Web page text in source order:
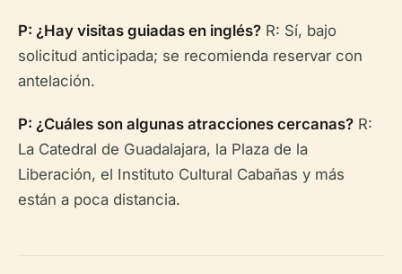
P: ¿Hay visitas guiadas en inglés? R: Sí, bajo
solicitud anticipada; se recomienda reservar con
antelación.
P: ¿Cuáles son algunas atracciones cercanas? R:
La Catedral de Guadalajara, la Plaza de la
Liberación, el Instituto Cultural Cabañas y más
están a poca distancia.